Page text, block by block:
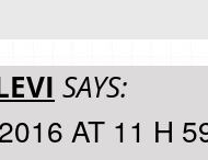
SAYS:
AT 11 H